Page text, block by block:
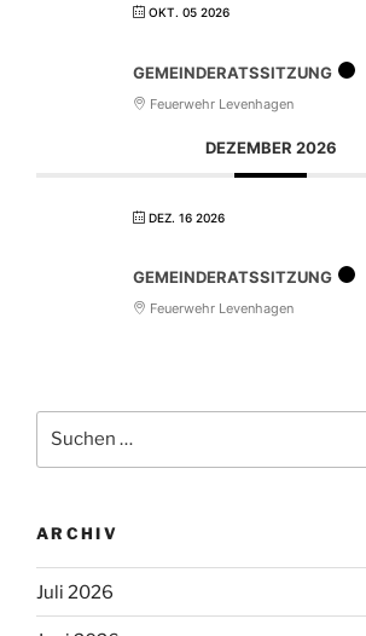
OKT. 05 2026
GEMEINDERATSSITZUNG
Feuerwehr Levenhagen
DEZEMBER 2026
DEZ. 16 2026
GEMEINDERATSSITZUNG
Feuerwehr Levenhagen
nach:
ARCHIV
Juli 2026